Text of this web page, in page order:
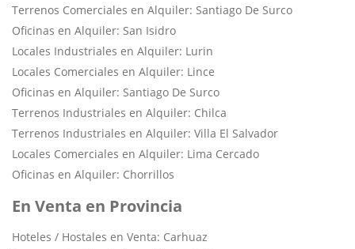
Terrenos Comerciales en Alquiler: Santiago De Surco
Oficinas en Alquiler: San Isidro
Locales Industriales en Alquiler: Lurin
Locales Comerciales en Alquiler: Lince
Oficinas en Alquiler: Santiago De Surco
Terrenos Industriales en Alquiler: Chilca
Terrenos Industriales en Alquiler: Villa El Salvador
Locales Comerciales en Alquiler: Lima Cercado
Oficinas en Alquiler: Chorrillos
En Venta en Provincia
Hoteles / Hostales en Venta: Carhuaz